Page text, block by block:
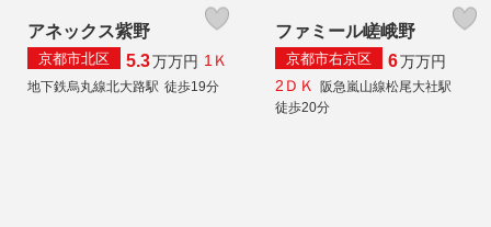
アネックス紫野
京都市北区 5.3万万円 1Ｋ
地下鉄烏丸線北大路駅 徒歩19分
ファミール嵯峨野
京都市右京区 6万万円
2ＤＫ
阪急嵐山線松尾大社駅
徒歩20分